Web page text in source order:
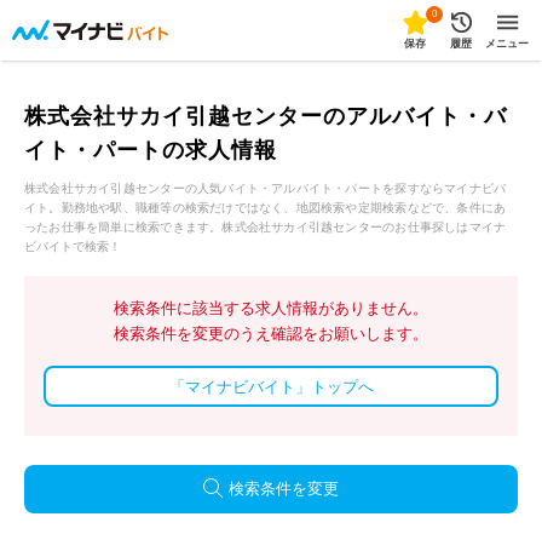
0
保存 履歴 メニュー
株式会社サカイ引越センターのアルバイト・バ
イト・パートの求人情報
株式会社サカイ引越センターの人気バイト・アルバイト・パートを探すならマイナビバ
イト。勤務地や駅、職種等の検索だけではなく、地図検索や定期検索などで、条件にあ
ったお仕事を簡単に検索できます。株式会社サカイ引越センターのお仕事探しはマイナ
ビバイトで検索！
検索条件に該当する求人情報がありません。
検索条件を変更のうえ確認をお願いします。
「マイナビバイト」トップへ
検索条件を変更